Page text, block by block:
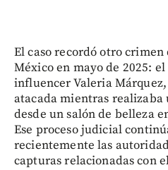
El caso recordó otro crimen
México en mayo de 2025:
influencer Valeria
atacada mientras
desde un salón de belleza
Ese proceso judicial
recientemente las
capturas relacionadas con